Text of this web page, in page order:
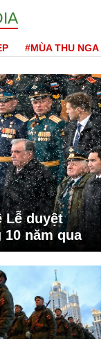
#MÙA THU NGA
Lễ duyệt
10 năm qua